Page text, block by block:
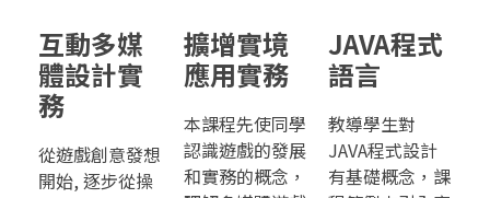
互動多媒
體設計實
務
從遊戲創意發想
開始, 逐步從操
擴增實境
應用實務
本課程先使同學
認識遊戲的發展
和實務的概念，
JAVA程式
語言
教導學生對
JAVA程式設計
有基礎概念，課